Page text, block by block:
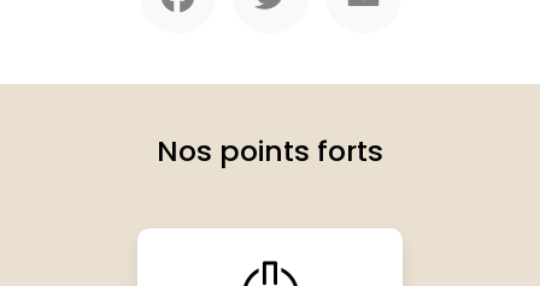
Nos points forts